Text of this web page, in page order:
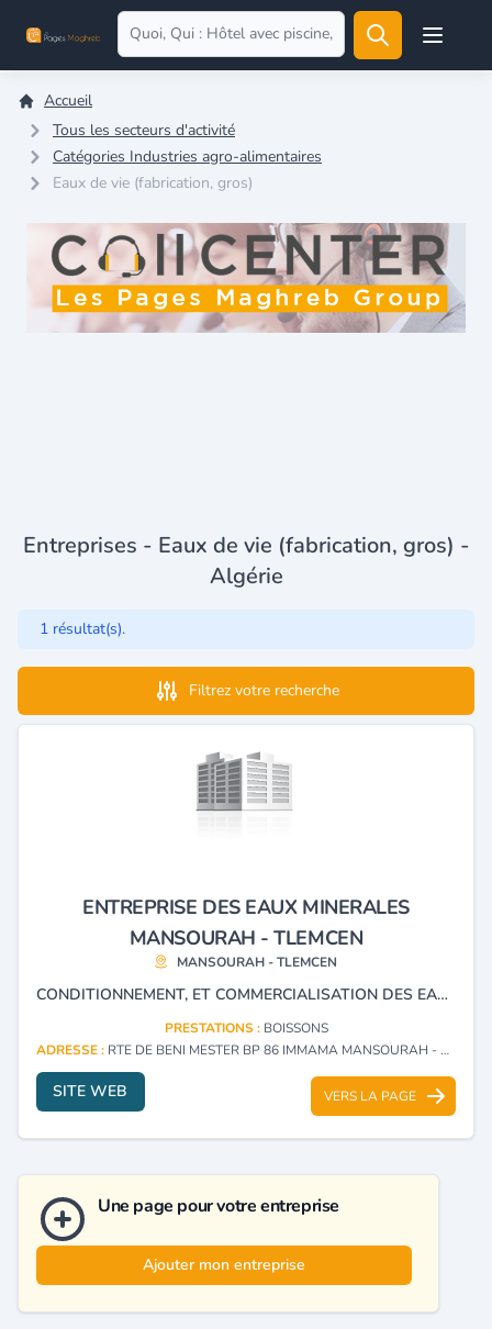
Open
Accueil
Tous les secteurs d'activité
Catégories Industries agro-alimentaires
Eaux de vie (fabrication, gros)
Entreprises - Eaux de vie (fabrication, gros) -
Algérie
1 résultat(s).
Filtrez votre recherche
ENTREPRISE DES EAUX MINERALES
MANSOURAH - TLEMCEN
MANSOURAH - TLEMCEN
CONDITIONNEMENT, ET COMMERCIALISATION DES EAUX MINÉRALES.
PRESTATIONS : BOISSONS
ADRESSE : RTE DE BENI MESTER BP 86 IMMAMA MANSOURAH - TLEMCEN
SITE WEB VERS LA PAGE
Une page pour votre entreprise
Ajouter mon entreprise